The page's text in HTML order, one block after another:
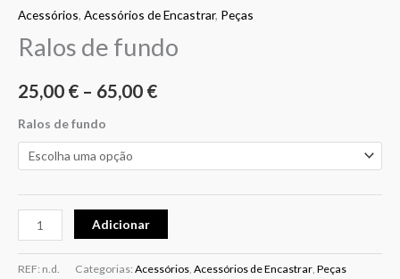
Acessórios, Acessórios de Encastrar, Peças
Ralos de fundo
25,00 € – 65,00 €
range:
25,00 €
through
Ralos de fundo
Ralos
de
Adicionar
REF: n.d. Categorias: Acessórios Acessórios de Encastrar Peças